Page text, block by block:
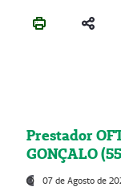
Prestador
GONÇALO
07 de Agosto de